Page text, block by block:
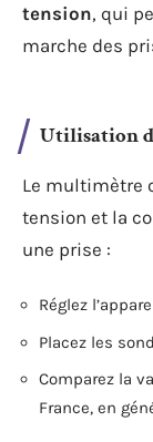
tension, qui
marche des
Utilisation
Le multimètre
tension et la
une prise :
Réglez
Placez les
Comparez la
France, en